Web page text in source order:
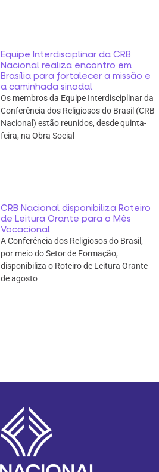
Equipe Interdisciplinar da CRB
Nacional realiza encontro em
Brasília para fortalecer a missão e
a caminhada sinodal
Os membros da Equipe Interdisciplinar da
Conferência dos Religiosos do Brasil (CRB
Nacional) estão reunidos, desde quinta-
feira, na Obra Social
CRB Nacional disponibiliza Roteiro
de Leitura Orante para o Mês
Vocacional
A Conferência dos Religiosos do Brasil,
por meio do Setor de Formação,
disponibiliza o Roteiro de Leitura Orante
de agosto